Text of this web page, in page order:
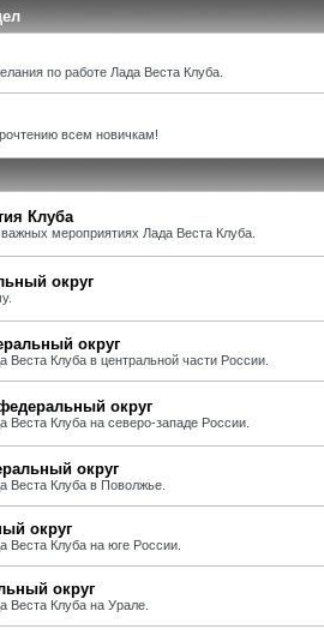
по работе Лада Веста Клуба.
всем новичкам!
Клуба
мероприятиях Лада Веста Клуба.
округ
округ
Веста Клуба в центральной части России.
округ
Веста Клуба на северо-западе России.
округ
Веста Клуба в Поволжье.
округ
Веста Клуба на юге России.
округ
Веста Клуба на Урале.